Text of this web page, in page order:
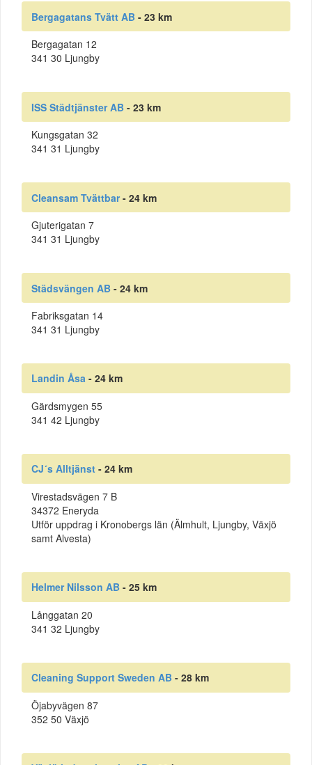
Bergagatans Tvätt AB - 23 km
Bergagatan 12
341 30 Ljungby
ISS Städtjänster AB - 23 km
Kungsgatan 32
341 31 Ljungby
Cleansam Tvättbar- 24 km
Gjuterigatan 7
341 31 Ljungby
Städsvängen AB - 24 km
Fabriksgatan 14
341 31 Ljungby
Landin Åsa - 24 km
Gärdsmygen 55
341 42 Ljungby
CJ´s Alltjänst - 24 km
Virestadsvägen 7 B
34372 Eneryda
Utför uppdrag i Kronobergs län (Älmhult, Ljungby, Växjö
samt Alvesta)
Helmer Nilsson AB - 25 km
Långgatan 20
341 32 Ljungby
Cleaning Support Sweden AB - 28 km
Öjabyvägen 87
352 50 Växjö